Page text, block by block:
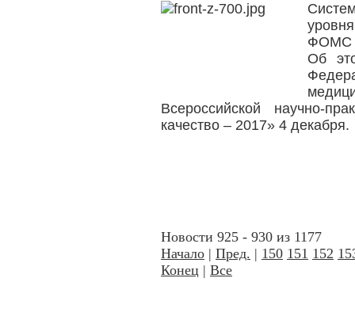
ФОМС
Об
Всероссийской научно-
качество – 2017» 4 декабря.
Новости 925 - 930 из 1177
Начало | Пред. | 150 151 152
Конец | Все